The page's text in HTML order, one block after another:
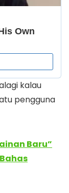
kalau
pengguna
Baru”